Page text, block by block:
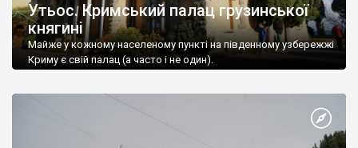
Утьос. Кримський палац грузинської
княгині
Майже у кожному населеному пункті на південному узбережжі
Криму є свій палац (а часто і не один).